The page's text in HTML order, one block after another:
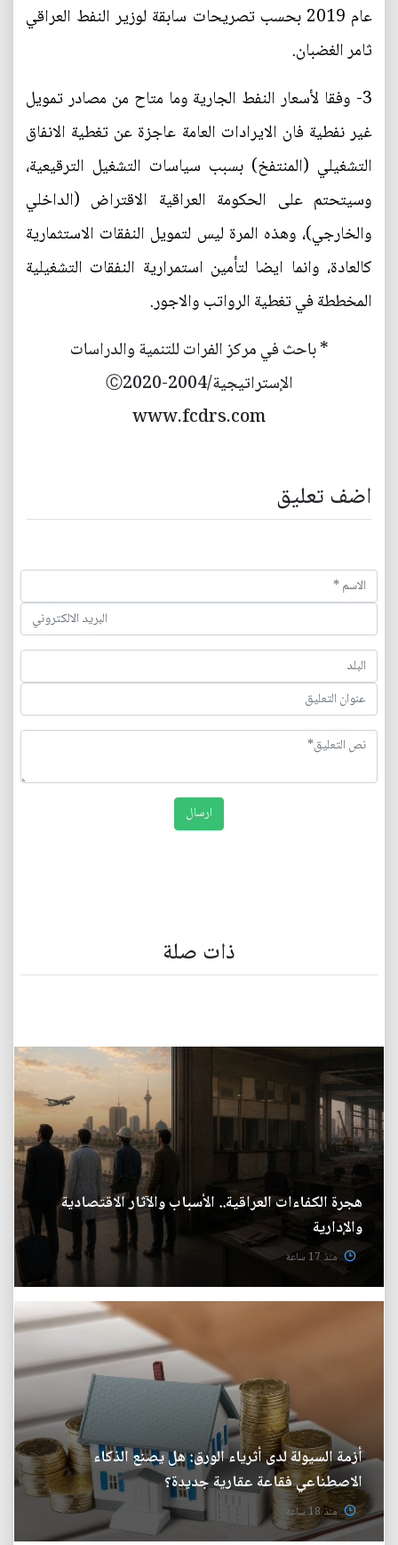
عام 2019 بحسب تصريحات سابقة لوزير النفط العراقي
ثامر الغضبان.
3- وفقا لأسعار النفط الجارية وما متاح من مصادر تمويل
غير نفطية فان الايرادات العامة عاجزة عن تغطية الانفاق
التشغيلي (المنتفخ) بسبب سياسات التشغيل الترقيعية،
وسيتحتم على الحكومة العراقية الاقتراض (الداخلي
والخارجي)، وهذه المرة ليس لتمويل النفقات الاستثمارية
كالعادة، وانما ايضا لتأمين استمرارية النفقات التشغيلية
المخططة في تغطية الرواتب والاجور.
* باحث في مركز الفرات للتنمية والدراسات
الإستراتيجية/2004-Ⓒ2020
www.fcdrs.com
اضف تعليق
ذات صلة
هجرة الكفاءات العراقية.. الأسباب والآثار الاقتصادية
والإدارية
منذ 17 ساعة
أزمة السيولة لدى أثرياء الورق: هل يصنع الذكاء
الاصطناعي فقاعة عقارية جديدة؟
منذ 18 ساعة